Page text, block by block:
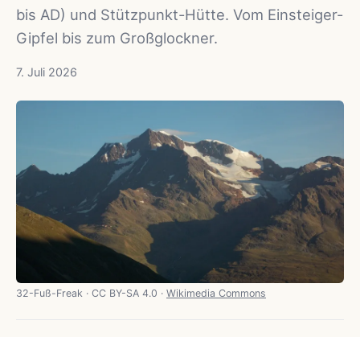
bis AD) und Stützpunkt-Hütte. Vom Einsteiger-
Gipfel bis zum Großglockner.
7. Juli 2026
32-Fuß-Freak · CC BY-SA 4.0 · Wikimedia Commons